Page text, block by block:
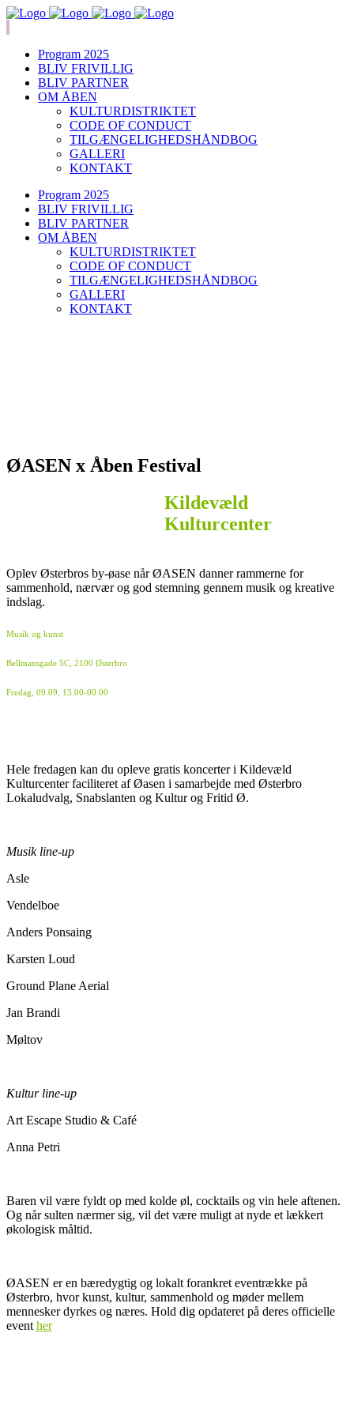
Program 2025
BLIV FRIVILLIG
BLIV PARTNER
OM ÅBEN
KULTURDISTRIKTET
CODE OF CONDUCT
TILGÆNGELIGHEDSHÅNDBOG
GALLERI
KONTAKT
Program 2025
BLIV FRIVILLIG
BLIV PARTNER
OM ÅBEN
KULTURDISTRIKTET
CODE OF CONDUCT
TILGÆNGELIGHEDSHÅNDBOG
GALLERI
KONTAKT
ØASEN x Åben Festival
Kildevæld
Kulturcenter
Oplev Østerbros by-øase når ØASEN danner rammerne for
sammenhold, nærvær og god stemning gennem musik og kreative
indslag.
Musik og kunst
Bellmansgade 5C, 2100 Østerbro
Fredag, 09.09, 15.00-00.00
Hele fredagen kan du opleve gratis koncerter i Kildevæld
Kulturcenter faciliteret af Øasen i samarbejde med Østerbro
Lokaludvalg, Snabslanten og Kultur og Fritid Ø.
Musik line-up
Asle
Vendelboe
Anders Ponsaing
Karsten Loud
Ground Plane Aerial
Jan Brandi
Møltov
Kultur line-up
Art Escape Studio & Café
Anna Petri
Baren vil være fyldt op med kolde øl, cocktails og vin hele aftenen.
Og når sulten nærmer sig, vil det være muligt at nyde et lækkert
økologisk måltid.
ØASEN er en bæredygtig og lokalt forankret eventrække på
Østerbro, hvor kunst, kultur, sammenhold og møder mellem
mennesker dyrkes og næres. Hold dig opdateret på deres officielle
event her